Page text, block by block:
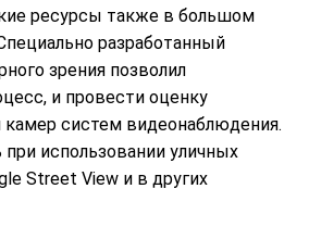
ресурсы также в большом
разработанный
зрения позволил
и провести оценку
систем видеонаблюдения.
использовании уличных
Street View и в других